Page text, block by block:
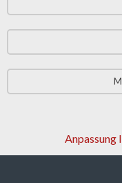
Anpassung